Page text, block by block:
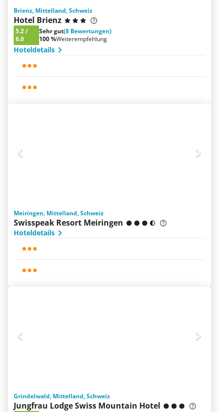
Brienz, Mittelland, Schweiz
Hotel Brienz
5.2/
6.0
Sehr gut(8 Bewertungen)
100 %Weiterempfehlung
Hoteldetails
Meiringen, Mittelland, Schweiz
Swisspeak Resort Meiringen
Hoteldetails
Grindelwald, Mittelland, Schweiz
Jungfrau Lodge Swiss Mountain Hotel